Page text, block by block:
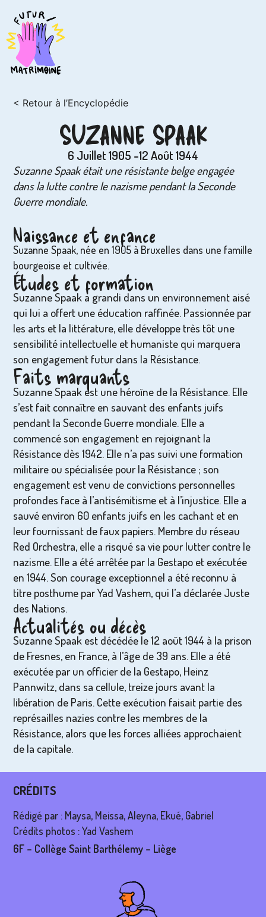
< Retour à l’Encyclopédie
SUZANNE SPAAK
6 Juillet 1905 -12 Août 1944
Suzanne Spaak était une résistante belge engagée
dans la lutte contre le nazisme pendant la Seconde
Guerre mondiale.
Naissance et enfance
Suzanne Spaak, née en 1905 à Bruxelles dans une famille
bourgeoise et cultivée.
Études et formation
Suzanne Spaak a grandi dans un environnement aisé
qui lui a offert une éducation raffinée. Passionnée par
les arts et la littérature, elle développe très tôt une
sensibilité intellectuelle et humaniste qui marquera
son engagement futur dans la Résistance.
Faits marquants
Suzanne Spaak est une héroïne de la Résistance. Elle
s’est fait connaître en sauvant des enfants juifs
pendant la Seconde Guerre mondiale. Elle a
commencé son engagement en rejoignant la
Résistance dès 1942. Elle n’a pas suivi une formation
militaire ou spécialisée pour la Résistance ; son
engagement est venu de convictions personnelles
profondes face à l’antisémitisme et à l’injustice. Elle a
sauvé environ 60 enfants juifs en les cachant et en
leur fournissant de faux papiers. Membre du réseau
Red Orchestra, elle a risqué sa vie pour lutter contre le
nazisme. Elle a été arrêtée par la Gestapo et exécutée
en 1944. Son courage exceptionnel a été reconnu à
titre posthume par Yad Vashem, qui l’a déclarée Juste
des Nations.
Actualités ou décès
Suzanne Spaak est décédée le 12 août 1944 à la prison
de Fresnes, en France, à l’âge de 39 ans. Elle a été
exécutée par un officier de la Gestapo, Heinz
Pannwitz, dans sa cellule, treize jours avant la
libération de Paris. Cette exécution faisait partie des
représailles nazies contre les membres de la
Résistance, alors que les forces alliées approchaient
de la capitale.
CRÉDITS
Rédigé par : Maysa, Meissa, Aleyna, Ekué, Gabriel
Crédits photos : Yad Vashem
6F – Collège Saint Barthélemy – Liège